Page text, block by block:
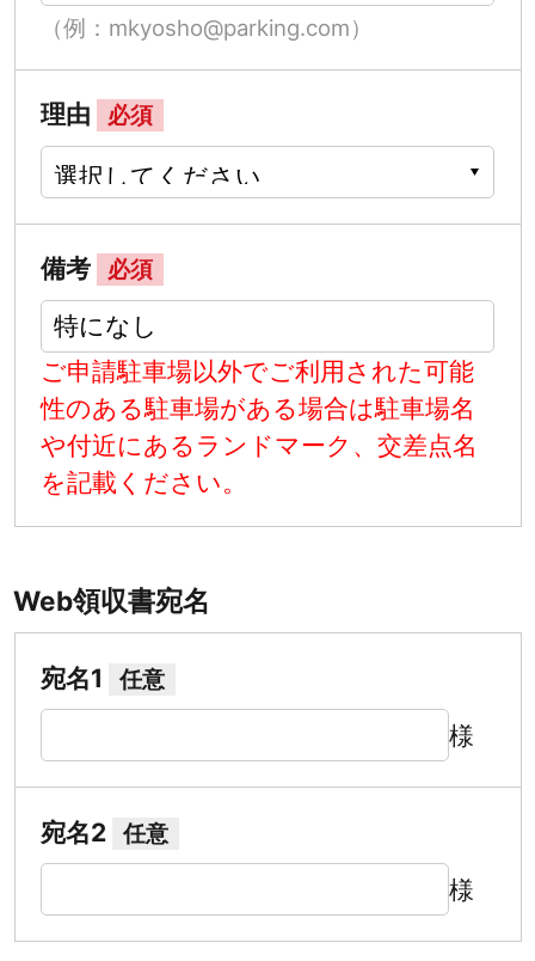
（例：mkyosho@parking.com）
理由 必須
備考 必須
ご申請駐車場以外でご利用された可能
性のある駐車場がある場合は駐車場名
や付近にあるランドマーク、交差点名
を記載ください。
Web領収書宛名
宛名1 任意
様
宛名2 任意
様